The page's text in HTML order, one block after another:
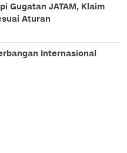
Gugatan JATAM, Klaim
Aturan
Internasional